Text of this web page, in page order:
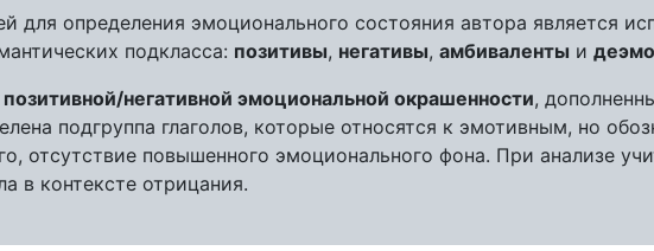
для определения эмоционального состояния автора является
подкласса: позитивы, негативы, амбиваленты и
позитивной/негативной эмоциональной окрашенности,
подгруппа глаголов, которые относятся к эмотивным, но
отсутствие повышенного эмоционального фона. При анализе
в контексте отрицания.